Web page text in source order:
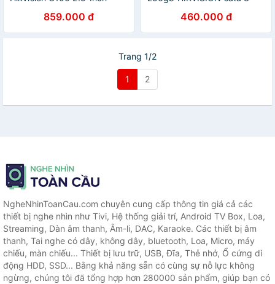
BH 3 Năm859.000 đ
36 tháng460.000 đ
Trang 1/2
1 2
NgheNhinToanCau.com chuyên cung cấp thông tin giá cả các
thiết bị nghe nhìn như Tivi, Hệ thống giải trí, Android TV Box, Loa,
Streaming, Dàn âm thanh, Âm-li, DAC, Karaoke. Các thiết bị âm
thanh, Tai nghe có dây, không dây, bluetooth, Loa, Micro, máy
chiếu, màn chiếu... Thiết bị lưu trữ, USB, Đĩa, Thẻ nhớ, Ổ cứng di
động HDD, SSD... Bằng khả năng sẵn có cùng sự nỗ lực không
ngừng, chúng tôi đã tổng hợp hơn 280000 sản phẩm, giúp bạn có